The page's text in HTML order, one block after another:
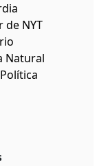
de NYT
Natural